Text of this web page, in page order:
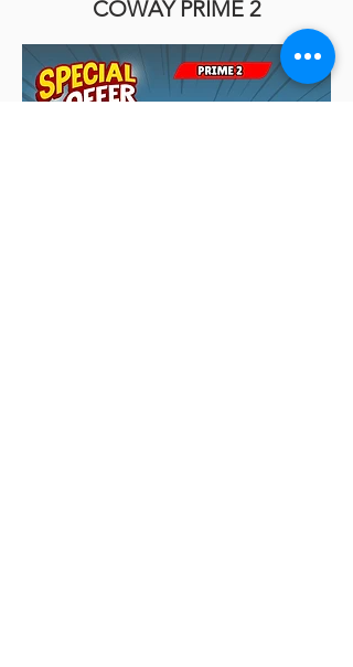
COWAY PRIME 2